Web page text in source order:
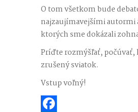
O tom všetkom bude
najzaujímavejšími autormi
ktorých sme dokázali
Príďte rozmýšľať, počúvať,
zrušený sviatok.
Vstup voľný!